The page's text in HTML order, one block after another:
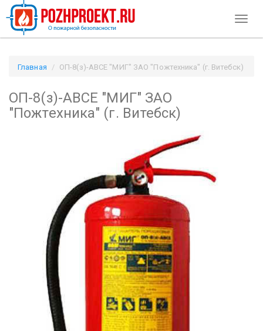
Главная
ОП-8(з)-АВСЕ "МИГ" ЗАО "Пожтехника" (г. Витебск)
ОП-8(з)-АВСЕ "МИГ" ЗАО
"Пожтехника" (г. Витебск)